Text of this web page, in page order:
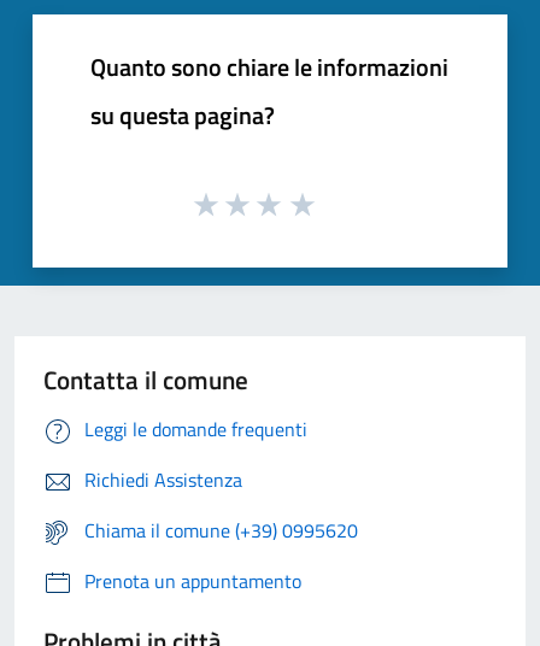
Quanto sono chiare le informazioni
su questa pagina?
Contatta il comune
Leggi le domande frequenti
Richiedi Assistenza
Chiama il comune (+39) 0995620
Prenota un appuntamento